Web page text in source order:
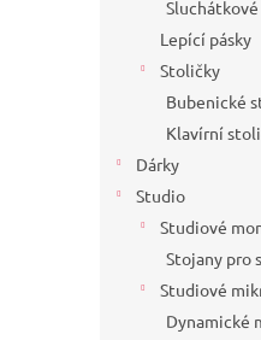
Lepící pásky
Stoličky
Bubenické
Klavírní
Dárky
Studio
Studiové
Stojany pro
Studiové
Dynamické